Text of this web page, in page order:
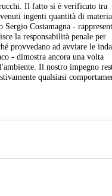
Il fatto si è verificato tra
ingenti quantità di
Costamagna -
la responsabilità penale per
provvedano ad avviare le
- dimostra ancora una volta
Il nostro impegno
qualsiasi